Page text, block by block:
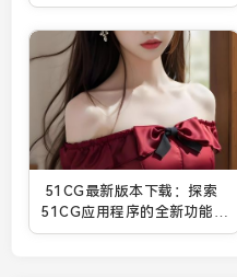
51CG最新版本下载：探索
51CG应用程序的全新功能与
下载方法